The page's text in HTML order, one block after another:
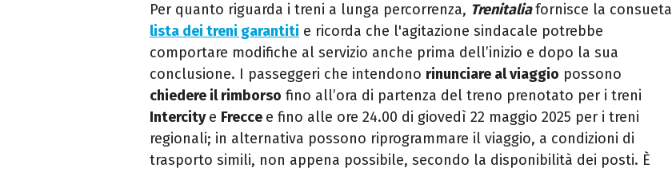
Per quanto riguarda i treni a lunga percorrenza, Trenitaliafornisce la consueta
lista dei treni garantiti e ricorda che l'agitazione sindacale potrebbe
comportare modifiche al servizio anche prima dell’inizio e dopo la sua
conclusione. I passeggeri che intendono rinunciare al viaggio possono
chiedere il rimborso fino all’ora di partenza del treno prenotato per i treni
Intercitye Frecce e fino alle ore 24.00 di giovedì 22 maggio 2025 per i treni
regionali; in alternativa possono riprogrammare il viaggio, a condizioni di
trasporto simili, non appena possibile, secondo la disponibilità dei posti. È